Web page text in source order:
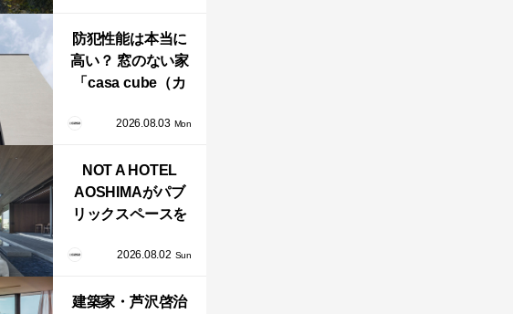
始！
防犯性能は本当に
高い？ 窓のない家
「casa cube（カ
ブ）」が叶えるプ
感の正体
2026.08.03 Mon
NOT A HOTEL
AOSHIMAがパブ
リックスペースを
「CHILL2.0」
業！
2026.08.02 Sun
建築家・芦沢啓治